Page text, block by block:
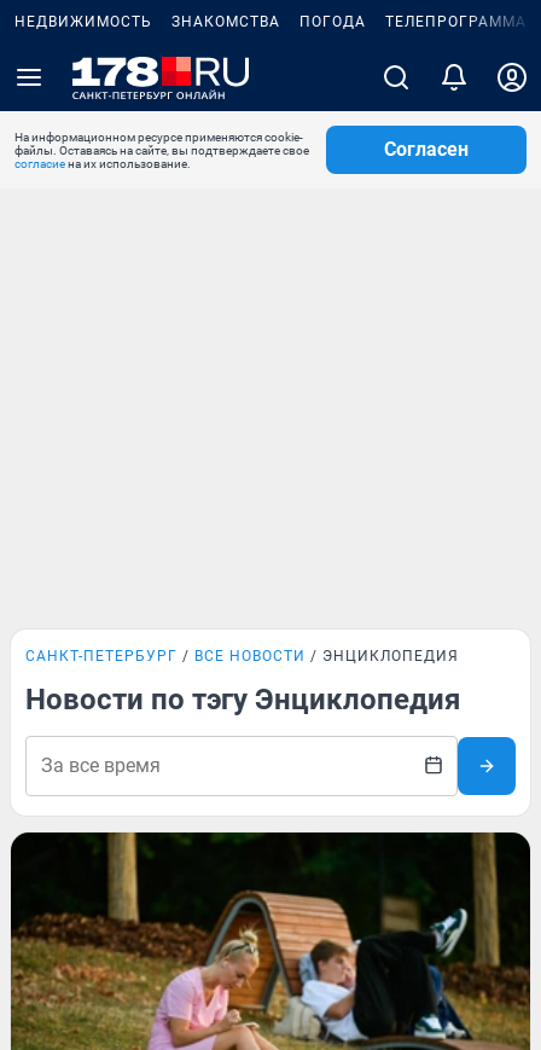
НЕДВИЖИМОСТЬ ЗНАКОМСТВА ПОГОДА ТЕЛЕПРОГРАММА
На информационном ресурсе применяются cookie-
файлы. Оставаясь на сайте, вы подтверждаете свое
согласиена их использование.
Согласен
САНКТ-ПЕТЕРБУРГ ВСЕ НОВОСТИ ЭНЦИКЛОПЕДИЯ
Новости по тэгу Энциклопедия